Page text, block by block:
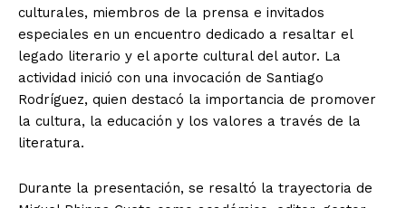
culturales, miembros de la prensa e invitados
especiales en un encuentro dedicado a resaltar el
legado literario y el aporte cultural del autor. La
actividad inició con una invocación de Santiago
Rodríguez, quien destacó la importancia de promover
la cultura, la educación y los valores a través de la
literatura.
Durante la presentación, se resaltó la trayectoria de